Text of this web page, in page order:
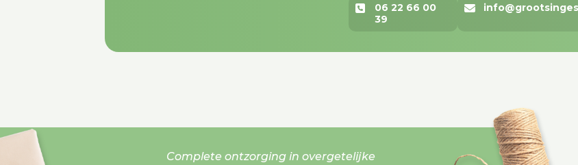
06 22 66 00
39
Complete ontzorging in overgetelijke